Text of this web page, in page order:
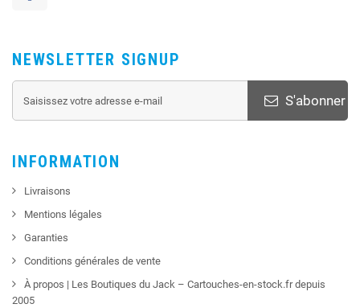
NEWSLETTER SIGNUP
S'abonner
INFORMATION
Livraisons
Mentions légales
Garanties
Conditions générales de vente
À propos | Les Boutiques du Jack – Cartouches-en-stock.fr depuis
2005